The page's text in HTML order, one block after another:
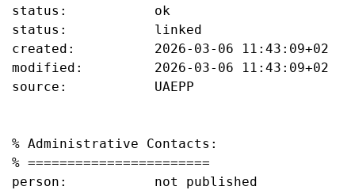
status:           ok
status:           linked
created:          2026-03-06 11:43:09+02
modified:         2026-03-06 11:43:09+02
source:           UAEPP
% Administrative Contacts:
% =======================
person:           not published